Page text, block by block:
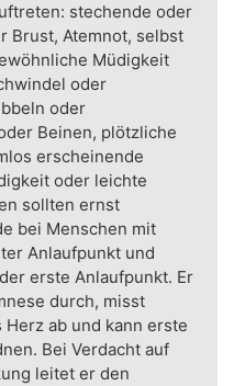
stechende oder
Brust, Atemnot, selbst
Müdigkeit
oder
oder
Beinen, plötzliche
erscheinende
oder leichte
sollten ernst
bei Menschen mit
Anlaufpunkt und
erste Anlaufpunkt. Er
durch, misst
ab und kann erste
Bei Verdacht auf
leitet er den